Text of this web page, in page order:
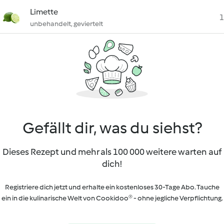
Limette
unbehandelt, geviertelt
1
Gefällt dir, was du siehst?
Dieses Rezept und mehr als 100 000 weitere warten auf
dich!
Registriere dich jetzt und erhalte ein kostenloses 30-Tage Abo. Tauche
ein in die kulinarische Welt von Cookidoo® - ohne jegliche Verpflichtung.